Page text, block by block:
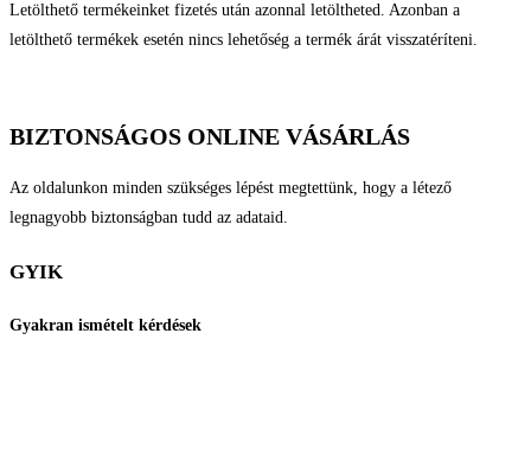
Letölthető termékeinket fizetés után azonnal letöltheted. Azonban a
letölthető termékek esetén nincs lehetőség a termék árát visszatéríteni.
BIZTONSÁGOS ONLINE VÁSÁRLÁS
Az oldalunkon minden szükséges lépést megtettünk, hogy a létező
legnagyobb biztonságban tudd az adataid.
GYIK
Gyakran ismételt kérdések